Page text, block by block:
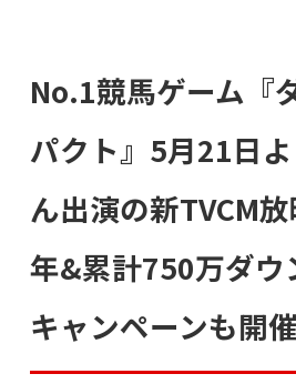
No.1競馬ゲーム『
パクト』5月21日
ん出演の新TVCM
年&累計750万ダウ
キャンペーンも開催